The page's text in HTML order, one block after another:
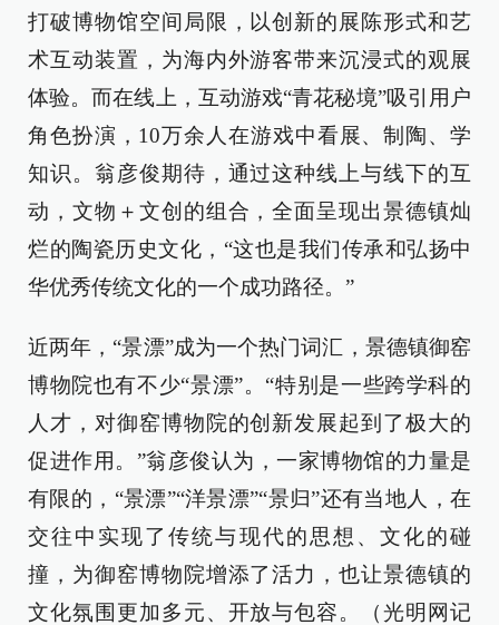
打破博物馆空间局限，以创新的展陈形式和艺
术互动装置，为海内外游客带来沉浸式的观展
体验。而在线上，互动游戏“青花秘境”吸引用户
角色扮演，10万余人在游戏中看展、制陶、学
知识。翁彦俊期待，通过这种线上与线下的互
动，文物＋文创的组合，全面呈现出景德镇灿
烂的陶瓷历史文化，“这也是我们传承和弘扬中
华优秀传统文化的一个成功路径。”
近两年，“景漂”成为一个热门词汇，景德镇御窑
博物院也有不少“景漂”。“特别是一些跨学科的
人才，对御窑博物院的创新发展起到了极大的
促进作用。”翁彦俊认为，一家博物馆的力量是
有限的，“景漂”“洋景漂”“景归”还有当地人，在
交往中实现了传统与现代的思想、文化的碰
撞，为御窑博物院增添了活力，也让景德镇的
文化氛围更加多元、开放与包容。（光明网记